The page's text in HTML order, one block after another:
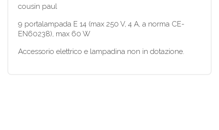
cousin paul
9 portalampada E 14 (max 250 V, 4 A, a norma CE-
EN60238), max 60 W
Accessorio elettrico e lampadina non in dotazione.